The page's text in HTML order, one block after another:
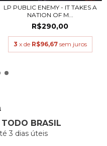
LP PUBLIC ENEMY - IT TAKES A
NATION OF M...
R$290,00
3 x de R$96,67 sem juros
BRASIL
3 dias úteis